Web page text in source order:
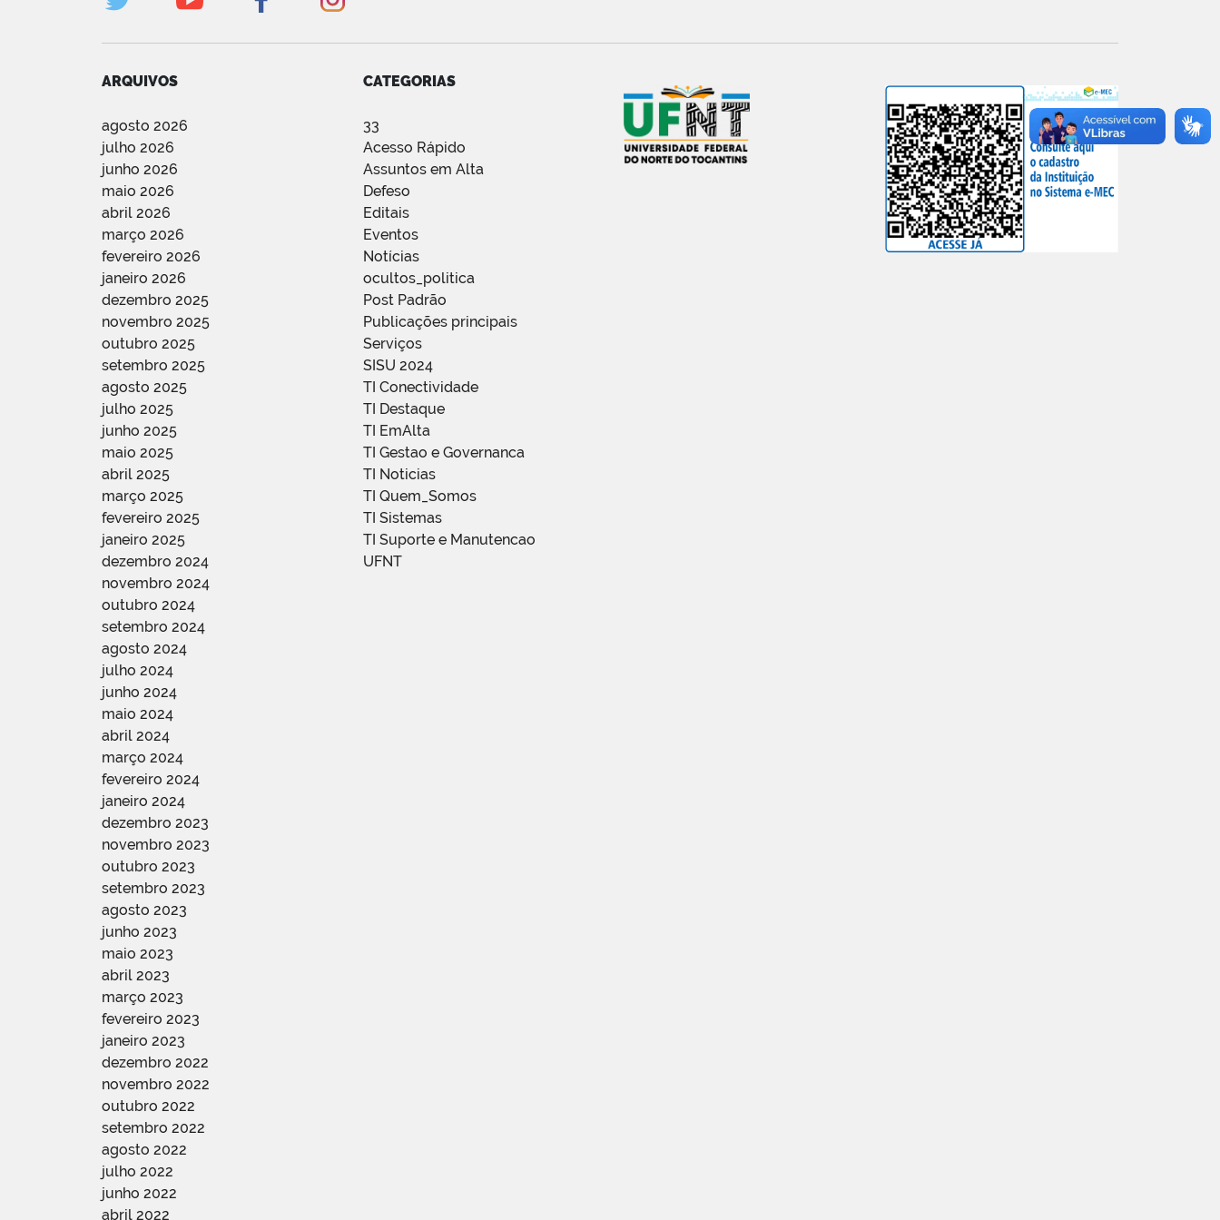
ARQUIVOS
agosto 2026
julho 2026
junho 2026
maio 2026
abril 2026
março 2026
fevereiro 2026
janeiro 2026
dezembro 2025
novembro 2025
outubro 2025
setembro 2025
agosto 2025
julho 2025
junho 2025
maio 2025
abril 2025
março 2025
fevereiro 2025
janeiro 2025
dezembro 2024
novembro 2024
outubro 2024
setembro 2024
agosto 2024
julho 2024
junho 2024
maio 2024
abril 2024
março 2024
fevereiro 2024
janeiro 2024
dezembro 2023
novembro 2023
outubro 2023
setembro 2023
agosto 2023
junho 2023
maio 2023
abril 2023
março 2023
fevereiro 2023
janeiro 2023
dezembro 2022
novembro 2022
outubro 2022
setembro 2022
agosto 2022
julho 2022
junho 2022
abril 2022
CATEGORIAS
33
Acesso Rápido
Assuntos em Alta
Defeso
Editais
Eventos
Notícias
ocultos_politica
Post Padrão
Publicações principais
Serviços
SISU 2024
TI Conectividade
TI Destaque
TI EmAlta
TI Gestao e Governanca
TI Noticias
TI Quem_Somos
TI Sistemas
TI Suporte e Manutencao
UFNT